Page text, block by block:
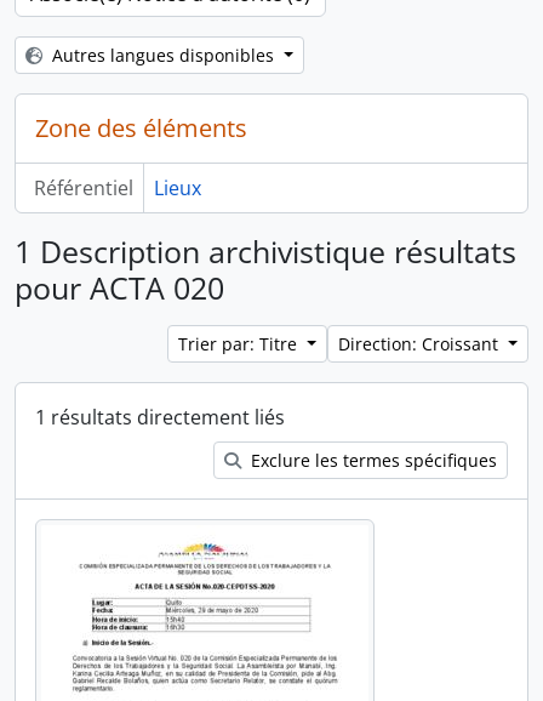
Autres langues disponibles
Zone des éléments
Référentiel Lieux
1 Description archivistique résultats
pour ACTA 020
Trier par: Titre Direction: Croissant
1 résultats directement liés
Exclure les termes spécifiques